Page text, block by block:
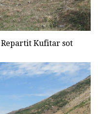
Kufitar sot